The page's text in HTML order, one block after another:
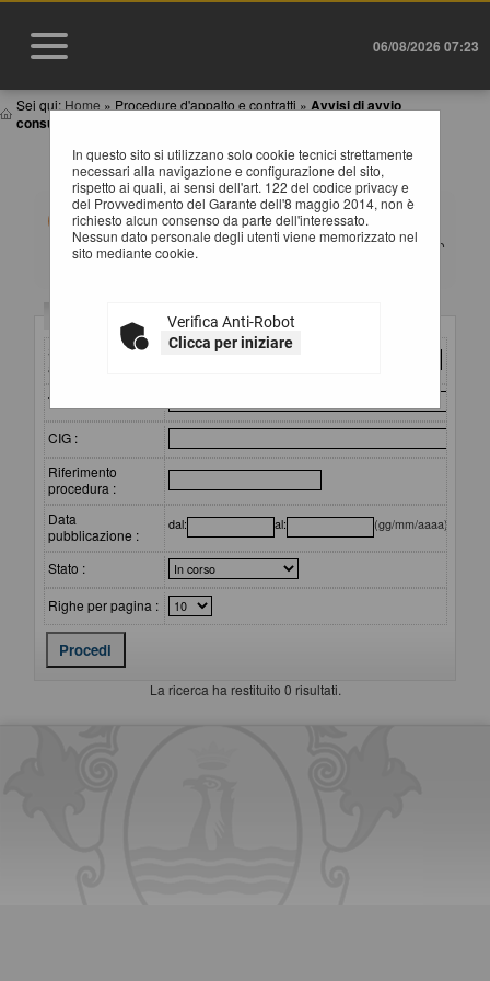
06/08/2026 07:23
Sei qui: Home » Procedure d'appalto e contratti » Avvisi di avvio
consultazione
In questo sito si utilizzano solo cookie tecnici strettamente
necessari alla navigazione e configurazione del sito,
rispetto ai quali, ai sensi dell'art. 122 del codice privacy e
del Provvedimento del Garante dell'8 maggio 2014, non è
richiesto alcun consenso da parte dell'interessato.
Nessun dato personale degli utenti viene memorizzato nel
sito mediante cookie.
Verifica Anti-Robot
Clicca per iniziare
AVVISI DI AVVIO CONSULTAZIONE
All'interno di questa sezione è possibile consultare gli
avvisi di avvio consultazione preliminari all'indizione di
una procedura negoziata senza bando. I dati di dettaglio
sono consultabili selezionando il collegamento
Stazione
appaltante :
Titolo :
CIG :
Riferimento
procedura :
Data
pubblicazione :
dal: al: (gg/mm/aaaa)
Stato :
Righe per pagina :
La ricerca ha restituito 0 risultati.